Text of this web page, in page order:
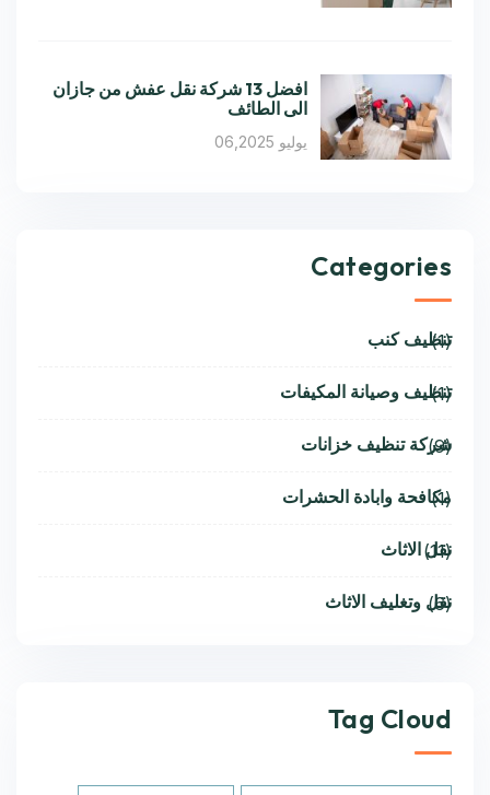
افضل 13 شركة نقل عفش من جازان
الى الطائف
يوليو 06,2025
Categories
تنظيف كنب
(1)
تنظيف وصيانة المكيفات
(1)
شركة تنظيف خزانات
(9)
مكافحة وابادة الحشرات
(1)
نقل الاثاث
(11)
نقل وتغليف الاثاث
(6)
Tag Cloud